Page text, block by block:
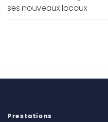
ses nouveaux locaux
Prestations